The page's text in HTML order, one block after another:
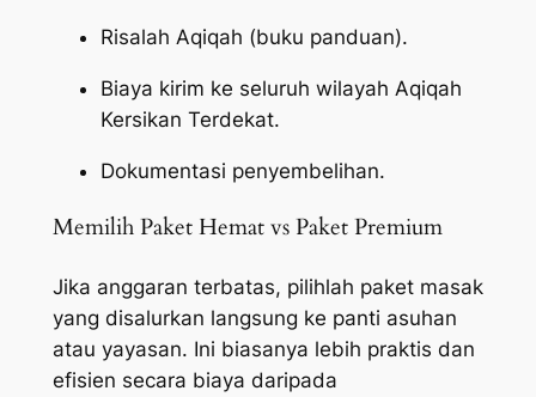
Risalah Aqiqah (buku panduan).
Biaya kirim ke seluruh wilayah Aqiqah
Kersikan Terdekat.
Dokumentasi penyembelihan.
Memilih Paket Hemat vs Paket Premium
Jika anggaran terbatas, pilihlah paket masak
yang disalurkan langsung ke panti asuhan
atau yayasan. Ini biasanya lebih praktis dan
efisien secara biaya daripada